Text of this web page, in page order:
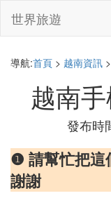
世界旅遊
導航:首頁 > 越南資訊
越南
發布時
❶ 請幫忙把這
謝謝